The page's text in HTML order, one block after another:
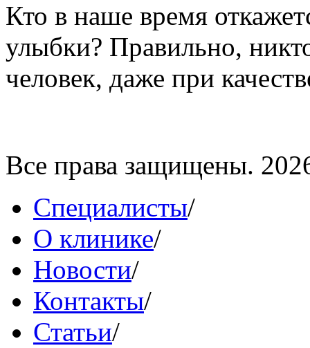
Кто в наше время
улыбки? Правильно,
человек, даже при
Все права защищены.
Специалисты/
О клинике/
Новости/
Контакты/
Статьи/